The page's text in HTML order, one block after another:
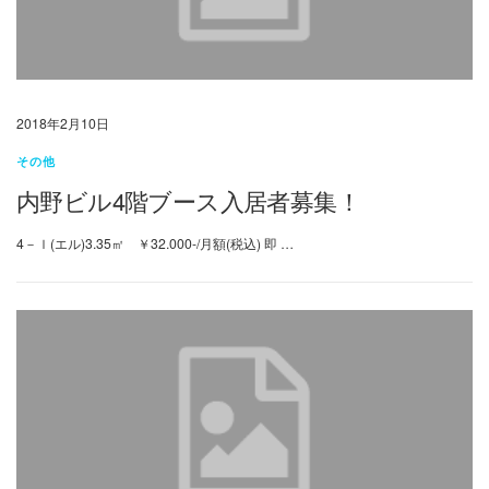
2018年2月10日
その他
内野ビル4階ブース入居者募集！
4－ｌ(エル)3.35㎡ ￥32.000-/月額(税込) 即 …